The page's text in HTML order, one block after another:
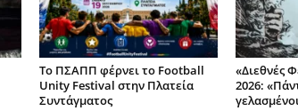
Το ΠΣΑΠΠ φέρνει το Football
Unity Festival στην Πλατεία
Συντάγματος
«Διεθνές
2026: